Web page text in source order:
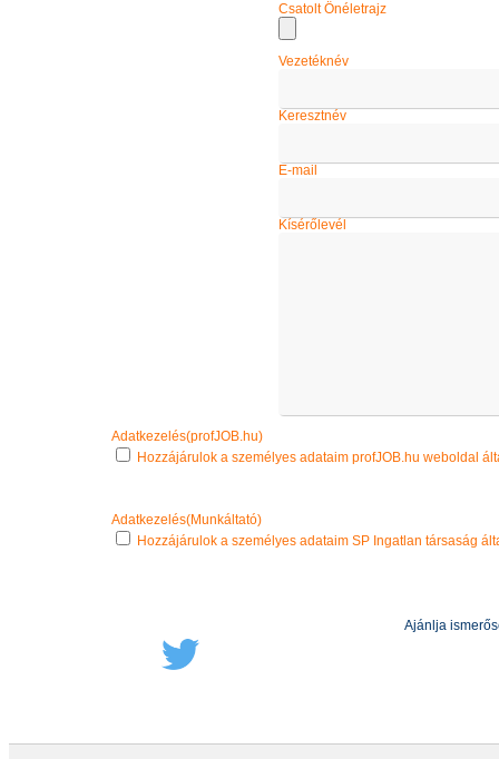
Csatolt Önéletrajz
Vezetéknév
Keresztnév
E-mail
Kísérőlevél
Adatkezelés(profJOB.hu)
Hozzájárulok a személyes adataim profJOB.hu weboldal
Adatkezelés(Munkáltató)
Hozzájárulok a személyes adataim SP Ingatlan társaság
Ajánlja